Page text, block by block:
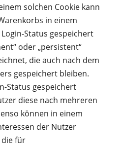
solchen Cookie kann
in einem
Status gespeichert
oder „persistent“
die auch nach dem
gespeichert bleiben.
Status gespeichert
diese nach mehreren
können in einem
der Nutzer
für